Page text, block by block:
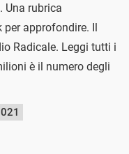
Una rubrica
approfondire. Il
Radicale. Leggi tutti i
è il numero degli